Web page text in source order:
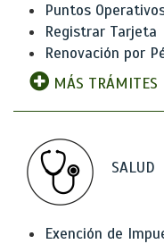
Puntos
Registrar Tarjeta
Renovación por
MÁS TRÁMITES
SALUD
Exención de